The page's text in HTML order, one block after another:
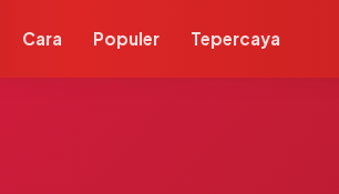
Cara Populer Tepercaya